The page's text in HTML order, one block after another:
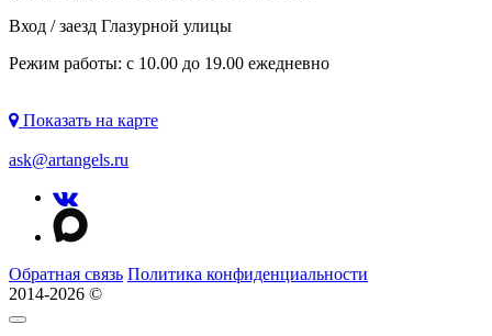
Вход / заезд Глазурной улицы
Режим работы: с 10.00 до 19.00 ежедневно
Показать на карте
ask@artangels.ru
Обратная связь Политика конфиденциальности
2014-2026 ©